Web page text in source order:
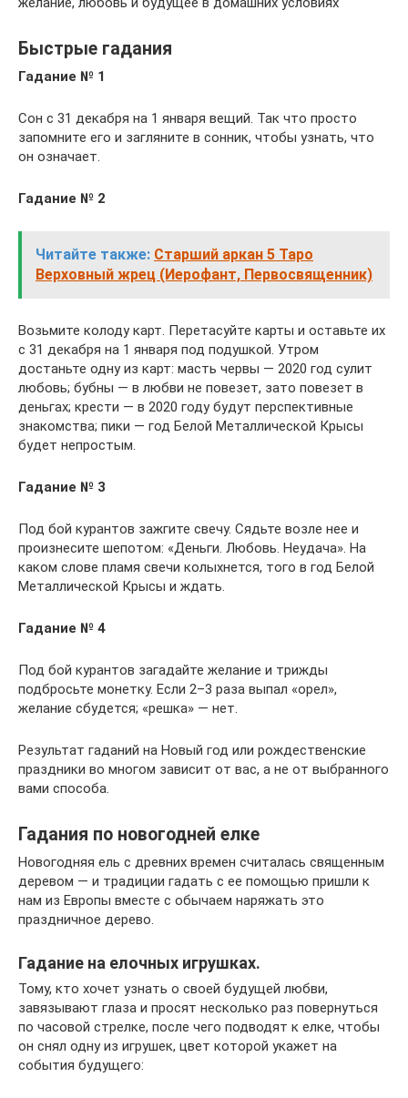
Быстрые гадания
Гадание № 1
Сон с 31 декабря на 1 января вещий. Так что просто
запомните его и загляните в сонник, чтобы узнать, что
он означает.
Гадание № 2
Читайте также: Старший аркан 5 Таро
Верховный жрец (Иерофант, Первосвященник)
Возьмите колоду карт. Перетасуйте карты и оставьте их
с 31 декабря на 1 января под подушкой. Утром
достаньте одну из карт: масть червы — 2020 год сулит
любовь; бубны — в любви не повезет, зато повезет в
деньгах; крести — в 2020 году будут перспективные
знакомства; пики — год Белой Металлической Крысы
будет непростым.
Гадание № 3
Под бой курантов зажгите свечу. Сядьте возле нее и
произнесите шепотом: «Деньги. Любовь. Неудача». На
каком слове пламя свечи колыхнется, того в год Белой
Металлической Крысы и ждать.
Гадание № 4
Под бой курантов загадайте желание и трижды
подбросьте монетку. Если 2–3 раза выпал «орел»,
желание сбудется; «решка» — нет.
Результат гаданий на Новый год или рождественские
праздники во многом зависит от вас, а не от выбранного
вами способа.
Гадания по новогодней елке
Новогодняя ель с древних времен считалась священным
деревом — и традиции гадать с ее помощью пришли к
нам из Европы вместе с обычаем наряжать это
праздничное дерево.
Гадание на елочных игрушках.
Тому, кто хочет узнать о своей будущей любви,
завязывают глаза и просят несколько раз повернуться
по часовой стрелке, после чего подводят к елке, чтобы
он снял одну из игрушек, цвет которой укажет на
события будущего: